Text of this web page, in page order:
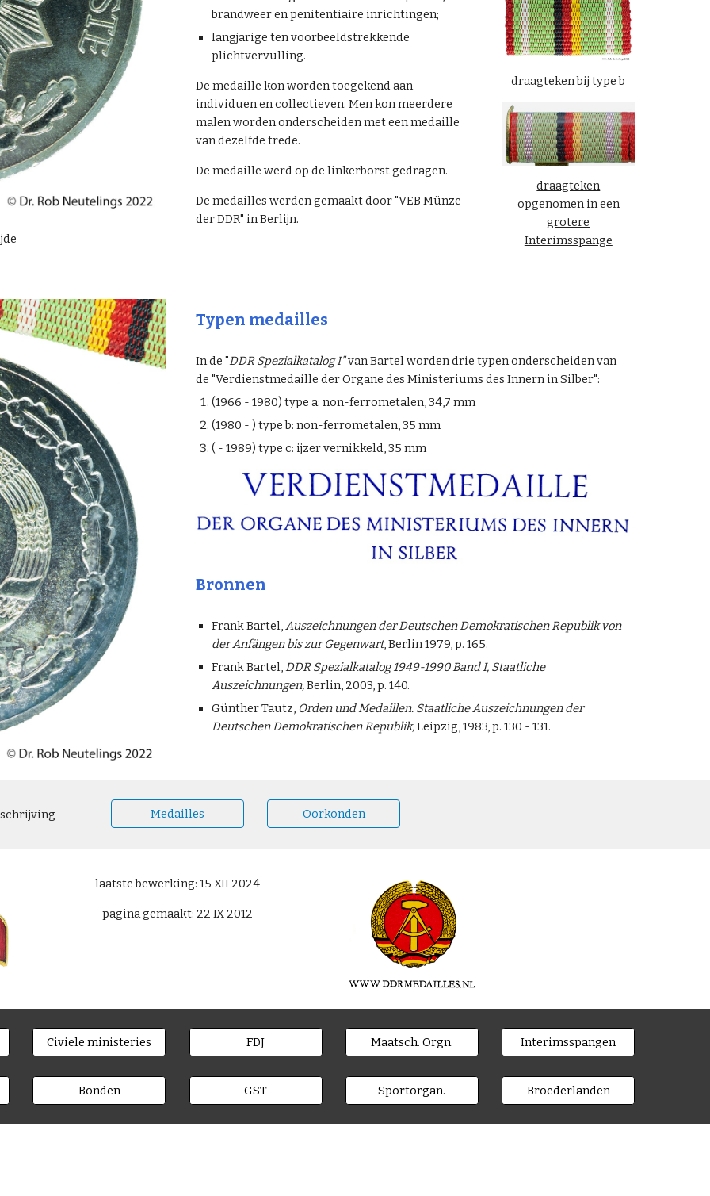
brandweer en penitentiaire inrichtingen;
langjarige ten voorbeeldstrekkende
plichtvervulling.
De medaille kon worden toegekend aan
individuen en collectieven. Men kon meerdere
malen worden onderscheiden met een medaille
van dezelfde trede.
De medaille werd op de linkerborst gedragen.
De medailles werden gemaakt door "VEB Münze
der DDR" in Berlijn.
draagteken bij type b
draagteken
opgenomen in een
grotere
Interimsspange
Typen medailles
In de "DDR Spezialkatalog I"van Bartel worden drie typen onderscheiden van
de "Verdienstmedaille der Organe des Ministeriums des Innern in Silber":
(1966 - 1980) type a: non-ferrometalen, 34,7 mm
(1980 - ) type b: non-ferrometalen, 35 mm
( - 1989) type c: ijzer vernikkeld, 35 mm
Bronnen
Frank Bartel,Auszeichnungen der Deutschen Demokratischen Republik von
der Anfängen bis zur Gegenwart, Berlin 1979, p. 165.
Frank Bartel,DDR Spezialkatalog 1949-1990 Band I, Staatliche
Auszeichnungen,Berlin, 2003, p. 140.
Günther Tautz, Orden und Medaillen. Staatliche Auszeichnungen der
Deutschen Demokratischen Republik,Leipzig, 1983, p. 130 - 131.
Medailles Oorkonden
laatste bewerking: 15 XII 2024
pagina gemaakt: 22 IX 2012
Civiele ministeries
Bonden
FDJ
GST
Maatsch. Orgn.
Sportorgan.
Interimsspangen
Broederlanden